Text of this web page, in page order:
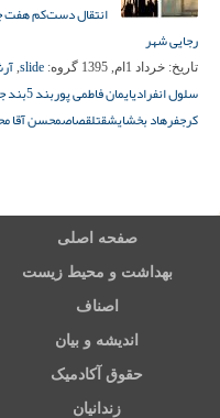
انتقال دست‌کم هفت
رجایی شهر
تاریخ: خرداد 1ام, 1395 گروه: slide
,
سلول انفرادیایمان فاطمی پوربند 5 بند
کرجفرهاد بخشایشقتلقصاصمحسن آقا
صفحه اصلی
بهداشت و محیط زیست
اصناف
اندیشه و بیان
حقوق آکادمیک
زندانیان